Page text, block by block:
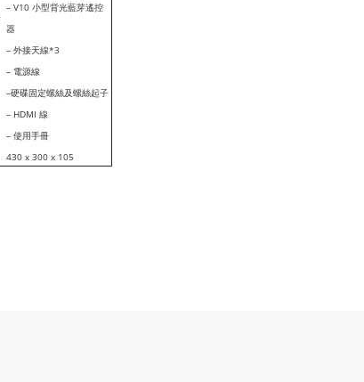
– V10 小型背光藍芽遙控
器
– 外接天線*3
– 電源線
–硬碟固定螺絲及螺絲起子
– HDMI 線
– 使用手冊
430 x 300 x 105